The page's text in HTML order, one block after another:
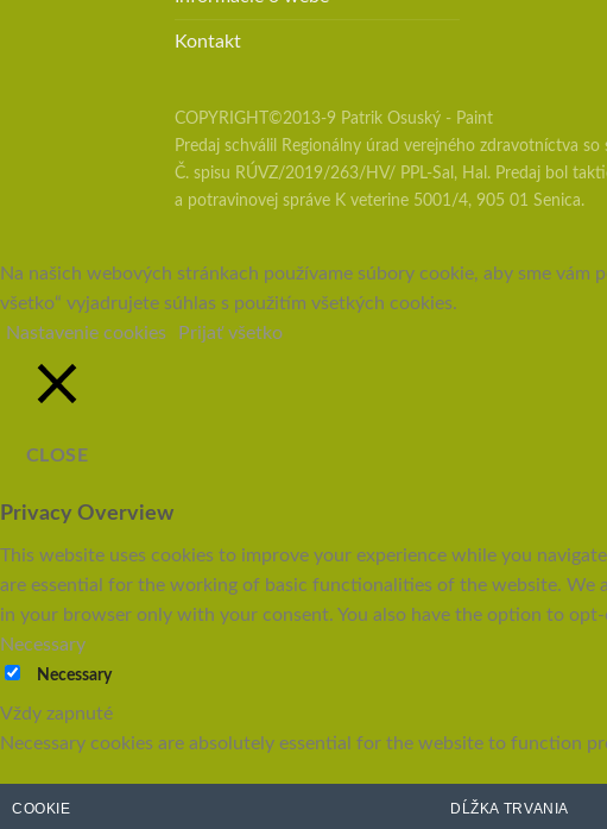
Kontakt
COPYRIGHT©2013-9 Patrik Osuský - Paint
Predaj schválil Regionálny úrad verejného zdravotníctva
Č. spisu RÚVZ/2019/263/HV/ PPL-Sal, Hal. Predaj bol
a potravinovej správe K veterine 5001/4, 905 01 Senica.
Na našich webových stránkach používame súbory cookie, aby sme
všetko“ vyjadrujete súhlas s použitím všetkých cookies.
Nastavenie cookies
Prijať všetko
CLOSE
Privacy Overview
This website uses cookies to improve your experience while you
are essential for the working of basic functionalities of the website. We
in your browser only with your consent. You also have the option to
Necessary
Necessary
Vždy zapnuté
Necessary cookies are absolutely essential for the website to function
COOKIE DĹŽKA TRVANIA